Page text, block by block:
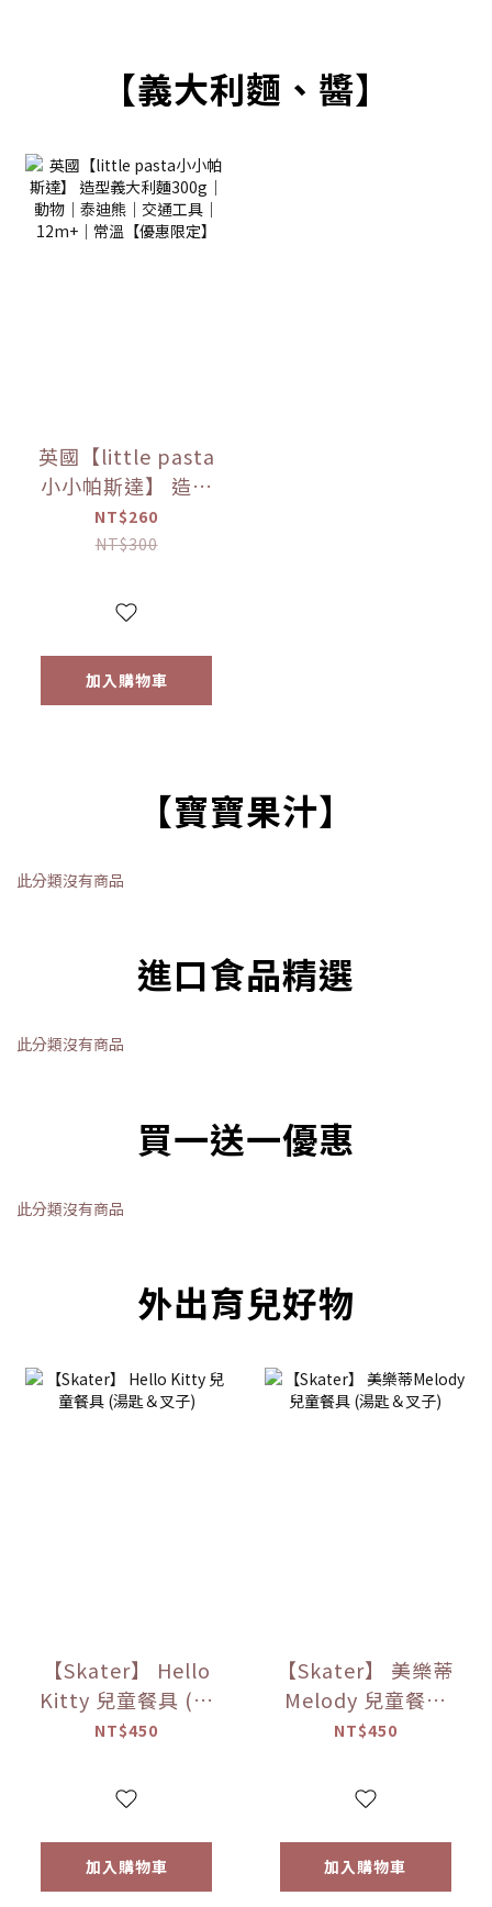
【義大利麵、醬】
英國【little pasta
小小帕斯達】 造型
義大利麵300g｜動
物｜泰迪熊｜交通
【優惠限定】
NT$260
NT$300
加入購物車
【寶寶果汁】
此分類沒有商品
進口食品精選
此分類沒有商品
買一送一優惠
此分類沒有商品
外出育兒好物
【Skater】 Hello
Kitty 兒童餐具 (湯
匙＆叉子)
NT$450
加入購物車
【Skater】 美樂蒂
Melody 兒童餐具
(湯匙＆叉子)
NT$450
加入購物車